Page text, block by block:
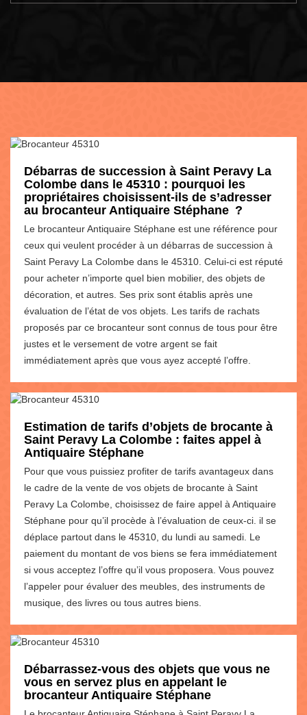
Débarras de succession à Saint Peravy La
Colombe dans le 45310 : pourquoi les
propriétaires choisissent-ils de s’adresser
au brocanteur Antiquaire Stéphane ?
Le brocanteur Antiquaire Stéphane est une référence pour
ceux qui veulent procéder à un débarras de succession à
Saint Peravy La Colombe dans le 45310. Celui-ci est réputé
pour acheter n’importe quel bien mobilier, des objets de
décoration, et autres. Ses prix sont établis après une
évaluation de l’état de vos objets. Les tarifs de rachats
proposés par ce brocanteur sont connus de tous pour être
justes et le versement de votre argent se fait
immédiatement après que vous ayez accepté l’offre.
Estimation de tarifs d’objets de brocante à
Saint Peravy La Colombe : faites appel à
Antiquaire Stéphane
Pour que vous puissiez profiter de tarifs avantageux dans
le cadre de la vente de vos objets de brocante à Saint
Peravy La Colombe, choisissez de faire appel à Antiquaire
Stéphane pour qu’il procède à l’évaluation de ceux-ci. il se
déplace partout dans le 45310, du lundi au samedi. Le
paiement du montant de vos biens se fera immédiatement
si vous acceptez l’offre qu’il vous proposera. Vous pouvez
l’appeler pour évaluer des meubles, des instruments de
musique, des livres ou tous autres biens.
Débarrassez-vous des objets que vous ne
vous en servez plus en appelant le
brocanteur Antiquaire Stéphane